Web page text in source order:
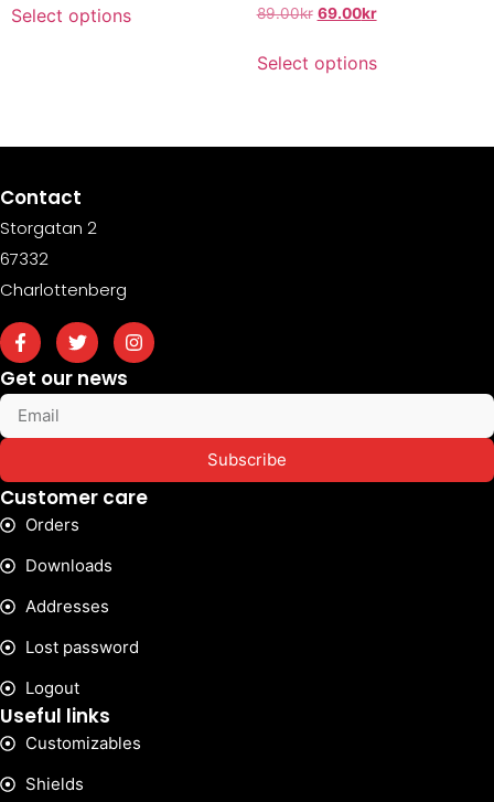
Select options 89.00kr 69.00kr
Select options
Contact
Storgatan 2
67332
Charlottenberg
Get our news
Subscribe
Customer care
Orders
Downloads
Addresses
Lost password
Logout
Useful links
Customizables
Shields